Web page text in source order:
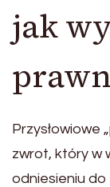
jak
Przysłowiowe
zwrot, który w
odniesieniu